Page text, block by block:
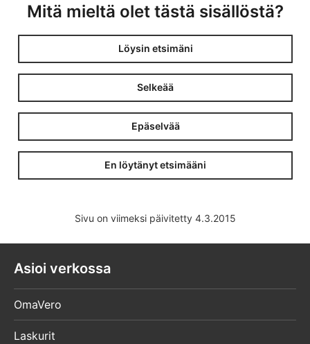
Mitä mieltä olet tästä sisällöstä?
Löysin etsimäni
Selkeää
Epäselvää
En löytänyt etsimääni
Sivu on viimeksi päivitetty 4.3.2015
Asioi verkossa
OmaVero
Laskurit